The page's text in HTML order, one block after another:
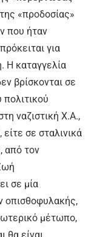
της «προδοσίας»
που ήταν
για
Η καταγγελία
βρίσκονται σε
ναζιστική Χ.Α.,
σε σταλινικά
από τον
σε μία
οπισθοφυλακής,
μέτωπο,